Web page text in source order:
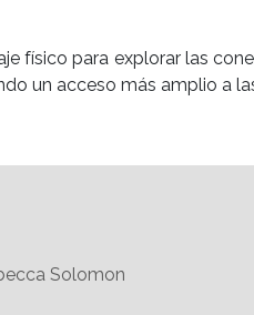
físico para explorar las
un acceso más amplio a
Solomon